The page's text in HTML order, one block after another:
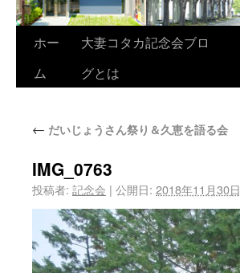
ホー
ム
大妻コタカ記念会ブロ
グとは
← だいじょうさん祭り＆久恵を語る会
IMG_0763
投稿者: 記念会 | 公開日: 2018年11月30日